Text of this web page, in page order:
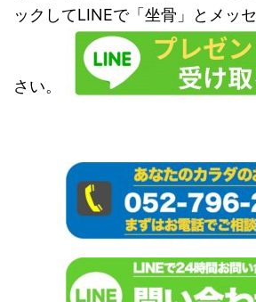
ックしてLINEで「坐骨」とメッ
さい。